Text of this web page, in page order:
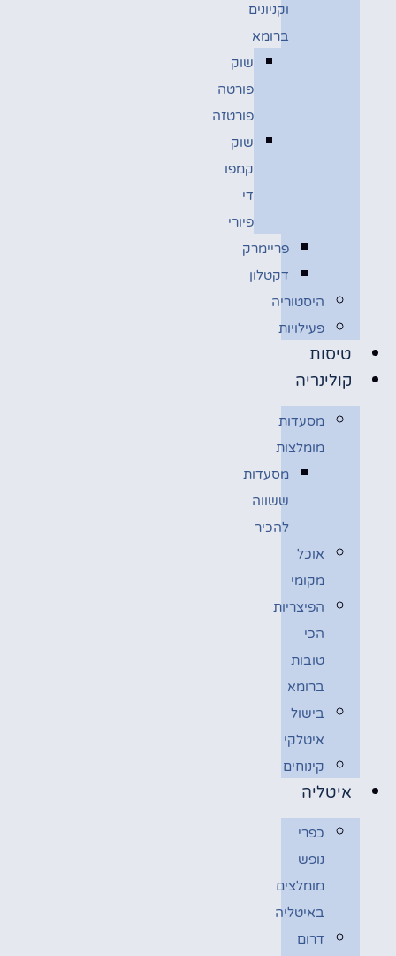
וקניונים
ברומא
שוק
פורטה
פורטזה
שוק
קמפו
די
פיורי
פריימרק
דקטלון
היסטוריה
פעילויות
טיסות
קולינריה
מסעדות
מומלצות
מסעדות
ששווה
להכיר
אוכל
מקומי
הפיצריות
הכי
טובות
ברומא
בישול
איטלקי
קינוחים
איטליה
כפרי
נופש
מומלצים
באיטליה
דרום